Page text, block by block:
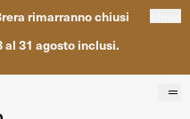
rimarrannochiusi
al 31 agosto inclusi.